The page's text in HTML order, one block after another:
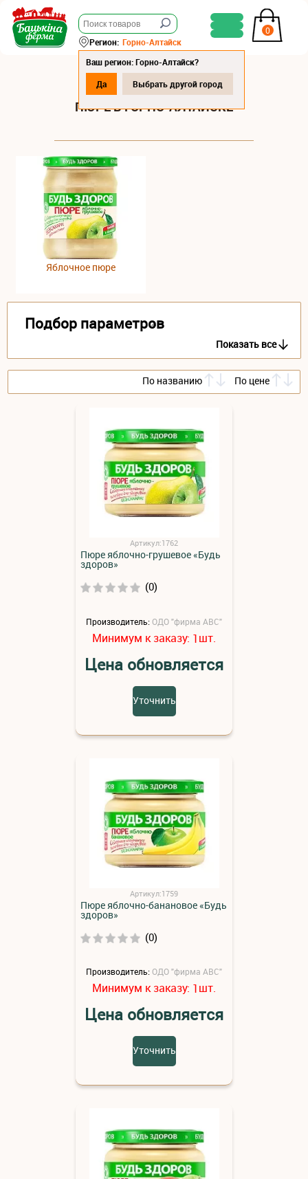
0
Регион: Горно-Алтайск
Ваш регион: Горно-Алтайск?
Да
Выбрать другой город
ПЮРЕ В ГОРНО-АЛТАЙСКЕ
Яблочное пюре
Подбор параметров
Показать все
По названию По цене
Артикул:1762
Пюре яблочно-грушевое «Будь
здоров»
(0)
Производитель:ОДО "фирма АВС"
Минимум к заказу: 1шт.
Цена обновляется
Уточнить
Артикул:1759
Пюре яблочно-банановое «Будь
здоров»
(0)
Производитель:ОДО "фирма АВС"
Минимум к заказу: 1шт.
Цена обновляется
Уточнить